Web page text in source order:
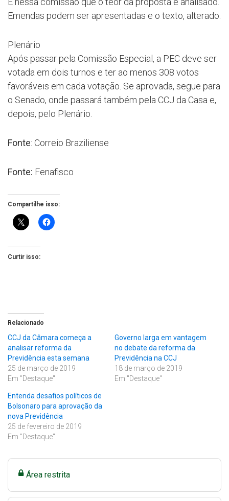
Emendas podem ser apresentadas e o texto, alterado.
Plenário
Após passar pela Comissão Especial, a PEC deve ser
votada em dois turnos e ter ao menos 308 votos
favoráveis em cada votação. Se aprovada, segue para
o Senado, onde passará também pela CCJ da Casa e,
depois, pelo Plenário.
Fonte: Correio Braziliense
Fonte: Fenafisco
Compartilhe isso:
Curtir isso:
Relacionado
CCJ da Câmara começa a
analisar reforma da
Previdência esta semana
25 de março de 2019
Em "Destaque"
Governo larga em vantagem
no debate da reforma da
Previdência na CCJ
18 de março de 2019
Em "Destaque"
Entenda desafios políticos de
Bolsonaro para aprovação da
nova Previdência
25 de fevereiro de 2019
Em "Destaque"
Área restrita